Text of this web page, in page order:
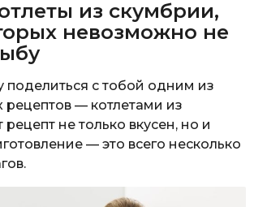
из скумбрии,
невозможно не
поделиться с тобой одним из
— котлетами из
рецепт не только вкусен, но и
— это всего несколько